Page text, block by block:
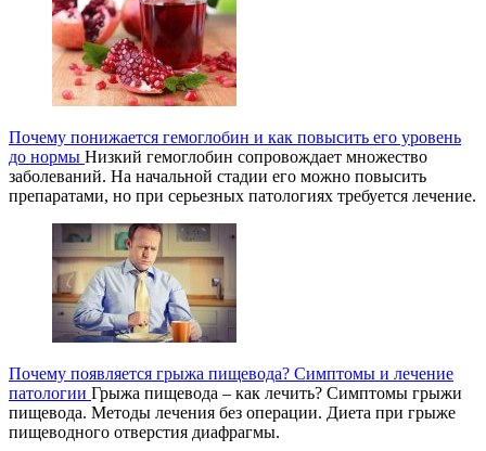
Почему понижается гемоглобин и как повысить его уровень
до нормы Низкий гемоглобин сопровождает множество
заболеваний. На начальной стадии его можно повысить
препаратами, но при серьезных патологиях требуется лечение.
Почему появляется грыжа пищевода? Симптомы и лечение
патологии Грыжа пищевода – как лечить? Симптомы грыжи
пищевода. Методы лечения без операции. Диета при грыже
пищеводного отверстия диафрагмы.